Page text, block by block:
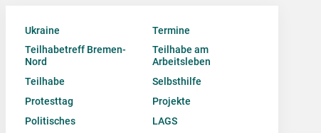
Ukraine
Termine
Teilhabetreff Bremen-
Nord
Teilhabe am
Arbeitsleben
Teilhabe
Selbsthilfe
Protesttag
Projekte
Politisches
LAGS